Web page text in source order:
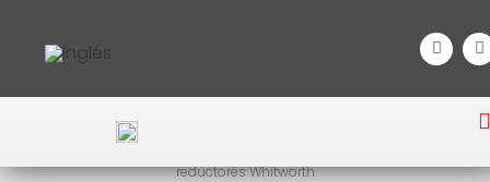
reductores Whitworth